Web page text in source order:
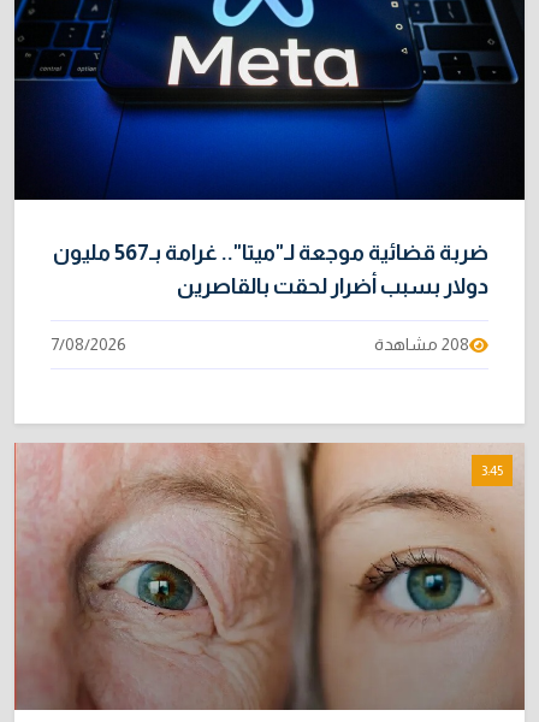
ضربة قضائية موجعة لـ"ميتا".. غرامة بـ567 مليون
دولار بسبب أضرار لحقت بالقاصرين
208 مشاهدة 7/08/2026
3:45